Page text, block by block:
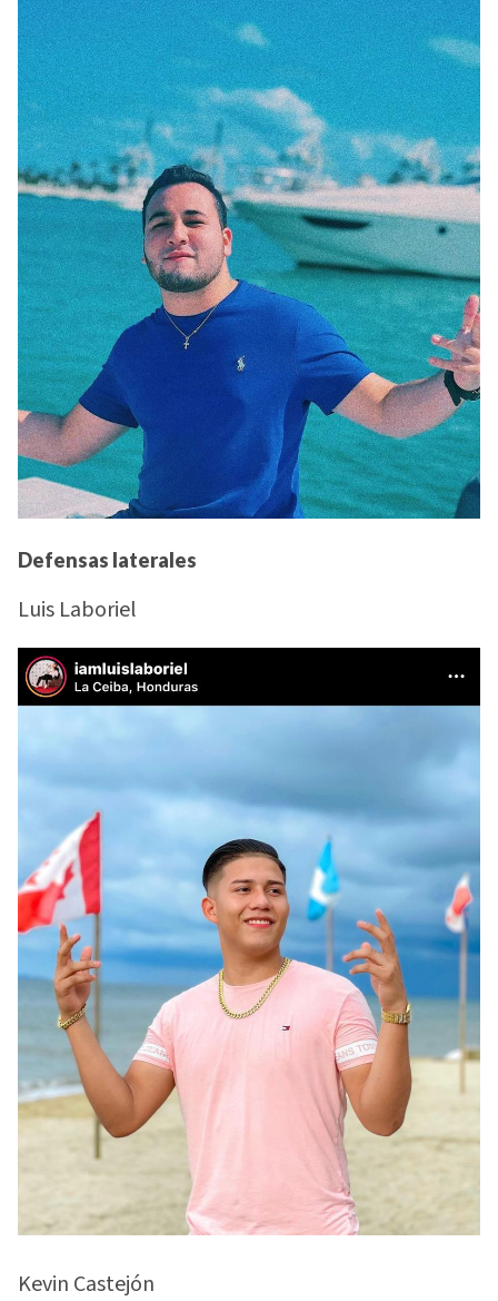
Defensas laterales
Luis Laboriel
Kevin Castejón